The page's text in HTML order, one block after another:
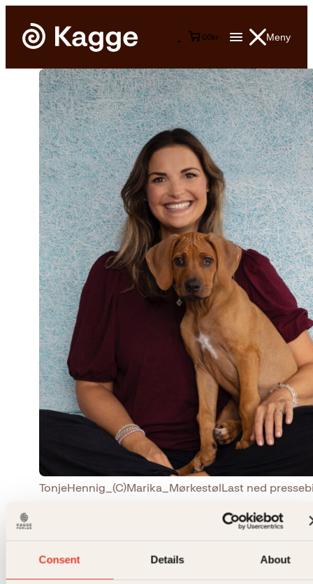
Consent Details About
Meny
00kr
TonjeHennig_(C)Marika_MørkestølLast ned